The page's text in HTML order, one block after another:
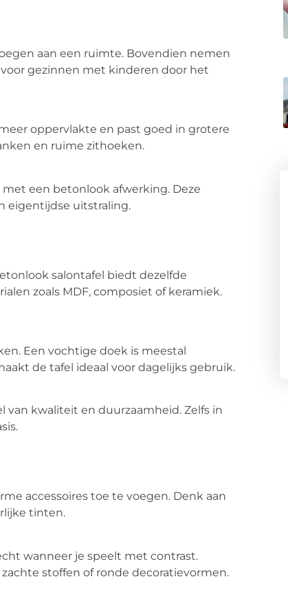
aan een ruimte. Bovendien nemen
gezinnen met kinderen door het
oppervlakte en past goed in grotere
en ruime zithoeken.
een betonlook afwerking. Deze
eigentijdse uitstraling.
salontafel biedt dezelfde
zoals MDF, composiet of keramiek.
Een vochtige doek is meestal
de tafel ideaal voor dagelijks gebruik.
kwaliteit en duurzaamheid. Zelfs in
accessoires toe te voegen. Denk aan
tinten.
wanneer je speelt met contrast.
stoffen of ronde decoratievormen.